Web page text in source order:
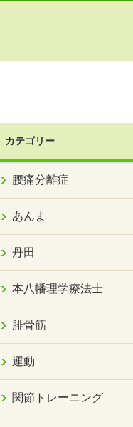
カテゴリー
腰痛分離症
あんま
丹田
本八幡理学療法士
腓骨筋
運動
関節トレーニング